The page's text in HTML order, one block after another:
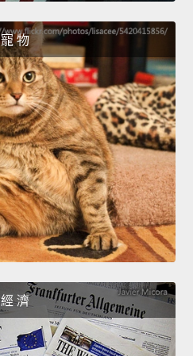
寵 物
經 濟